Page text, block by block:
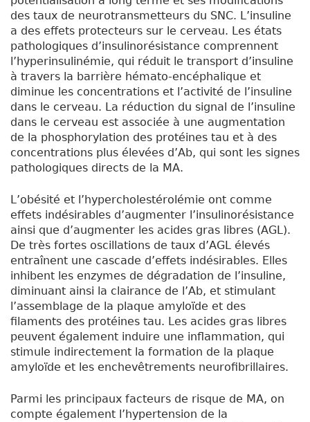
des taux de neurotransmetteurs du SNC. L’insuline
a des effets protecteurs sur le cerveau. Les états
pathologiques d’insulinorésistance comprennent
l’hyperinsulinémie, qui réduit le transport d’insuline
à travers la barrière hémato-encéphalique et
diminue les concentrations et l’activité de l’insuline
dans le cerveau. La réduction du signal de l’insuline
dans le cerveau est associée à une augmentation
de la phosphorylation des protéines tau et à des
concentrations plus élevées d’Ab, qui sont les signes
pathologiques directs de la MA.
L’obésité et l’hypercholestérolémie ont comme
effets indésirables d’augmenter l’insulinorésistance
ainsi que d’augmenter les acides gras libres (AGL).
De très fortes oscillations de taux d’AGL élevés
entraînent une cascade d’effets indésirables. Elles
inhibent les enzymes de dégradation de l’insuline,
diminuant ainsi la clairance de l’Ab, et stimulant
l’assemblage de la plaque amyloïde et des
filaments des protéines tau. Les acides gras libres
peuvent également induire une inflammation, qui
stimule indirectement la formation de la plaque
amyloïde et les enchevêtrements neurofibrillaires.
Parmi les principaux facteurs de risque de MA, on
compte également l’hypertension de la